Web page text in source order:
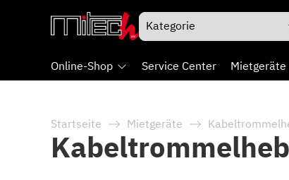
Online-Shop Service Center Mietgeräte
Startseite Mietgeräte